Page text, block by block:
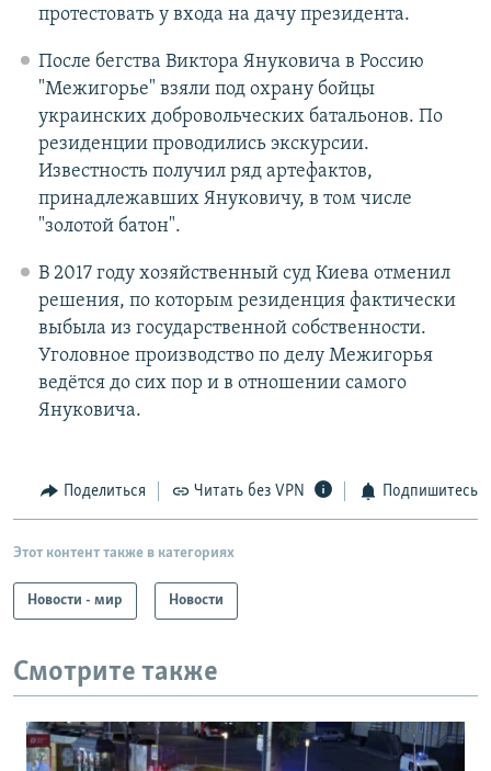
протестовать у входа на дачу президента.
После бегства Виктора Януковича в Россию
"Межигорье" взяли под охрану бойцы
украинских добровольческих батальонов. По
резиденции проводились экскурсии.
Известность получил ряд артефактов,
принадлежавших Януковичу, в том числе
"золотой батон".
В 2017 году хозяйственный суд Киева отменил
решения, по которым резиденция фактически
выбыла из государственной собственности.
Уголовное производство по делу Межигорья
ведётся до сих пор и в отношении самого
Януковича.
Поделиться Читать без VPN Подпишитесь
Этот контент также в категориях
Новости - мир Новости
Смотрите также